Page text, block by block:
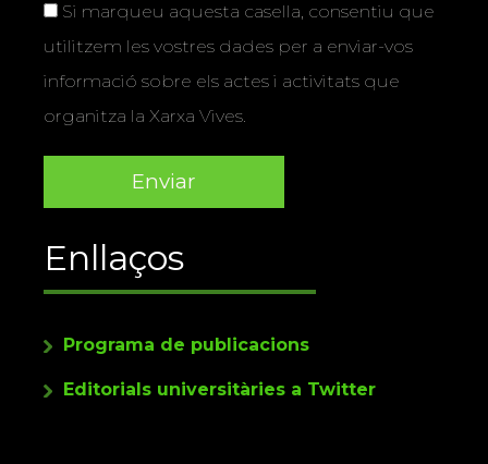
Si marqueu aquesta casella, consentiu que
utilitzem les vostres dades per a enviar-vos
informació sobre els actes i activitats que
organitza la Xarxa Vives.
Enllaços
Programa de publicacions
Editorials universitàries a Twitter